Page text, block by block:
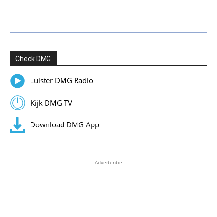
Check DMG
Luister DMG Radio
Kijk DMG TV
Download DMG App
- Advertentie -